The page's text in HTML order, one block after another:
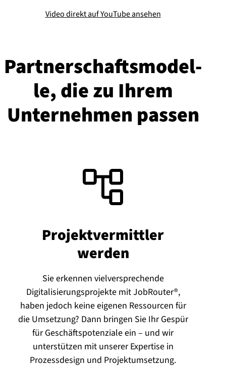
Video direkt auf YouTube ansehen
Part­ner­schafts­mo­del­
le, die zu Ihrem
Unternehmen passen
Pro­jekt­ver­mitt­ler
werden
Sie erkennen vielversprechende
Digitalisierungsprojekte mit JobRouter®,
haben jedoch keine eigenen Ressourcen für
die Umsetzung? Dann bringen Sie Ihr Gespür
für Geschäftspotenziale ein – und wir
unterstützen mit unserer Expertise in
Prozessdesign und Projektumsetzung.